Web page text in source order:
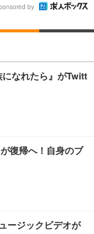
by
なれたら』がTwitt
復帰へ！自身のブ
ージックビデオが